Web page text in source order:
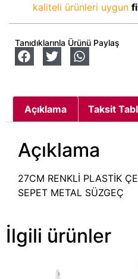
kaliteli ürünleri uygun
Tanıdıklarınla Ürünü Paylaş
Açıklama Taksit
Açıklama
27CM RENKLİ PLASTİK
SEPET METAL SÜZGEÇ
İlgili ürünler